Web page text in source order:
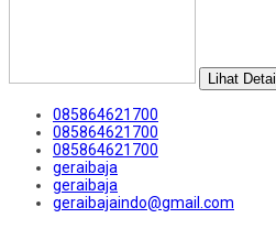
Lihat Detail
085864621700
085864621700
085864621700
geraibaja
geraibaja
geraibajaindo@gmail.com